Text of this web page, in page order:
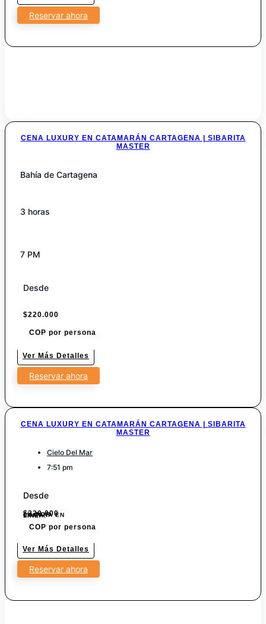
Reservar ahora
CENA LUXURY EN CATAMARÁN CARTAGENA | SIBARITA
MASTER
Bahía de Cartagena
3 horas
7 PM
Desde
$220.000
COP por persona
Ver Más Detalles
Reservar ahora
CENA LUXURY EN CATAMARÁN CARTAGENA | SIBARITA
MASTER
Cielo Del Mar
7:51 pm
Desde
$220.000
7% POR COMPRA EN LINEA.
COP por persona
Ver Más Detalles
Reservar ahora